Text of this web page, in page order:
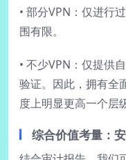
• 部分VPN：仅进行
围有限。
• 不少VPN：仅提供
验证。因此，拥有全
度上明显更高一个层级
综合价值考量：